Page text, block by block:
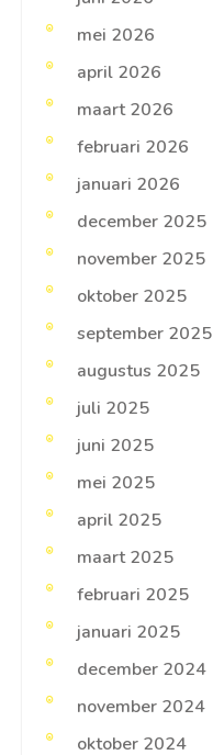
mei 2026
april 2026
maart 2026
februari 2026
januari 2026
december 2025
november 2025
oktober 2025
september 2025
augustus 2025
juli 2025
juni 2025
mei 2025
april 2025
maart 2025
februari 2025
januari 2025
december 2024
november 2024
oktober 2024